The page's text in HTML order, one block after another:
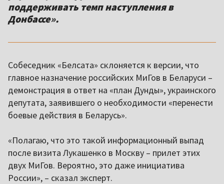
поддерживать темп наступления в
Донбассе».
Собеседник «Белсата» склоняется к версии, что
главное назначение российских МиГов в Беларуси –
демонстрация в ответ на «план Дунды», украинского
депутата, заявившего о необходимости «перенести
боевые действия в Беларусь».
«Полагаю, что это такой информационный выпад
после визита Лукашенко в Москву – прилет этих
двух МиГов. Вероятно, это даже инициатива
России», – сказал эксперт.